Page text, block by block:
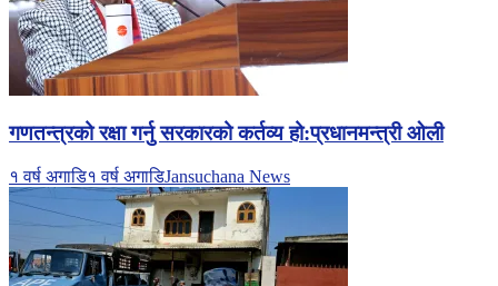
गणतन्त्रको रक्षा गर्नु सरकारको कर्तव्य हो:प्रधानमन्त्री ओली
१ वर्ष अगाडि१ वर्ष अगाडिJansuchana News